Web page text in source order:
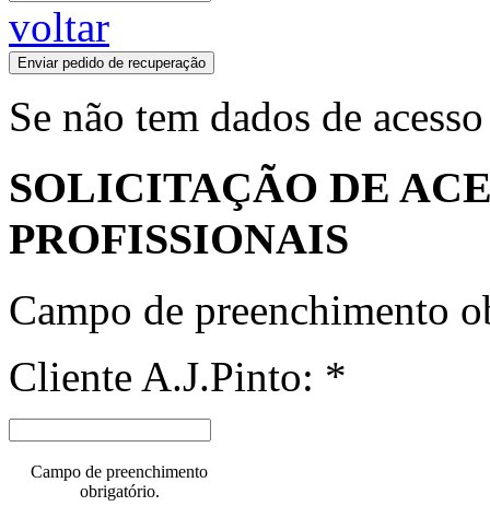
voltar
Enviar pedido de recuperação
Se não tem dados de
SOLICITAÇÃO DE
PROFISSIONAIS
Campo de preenchimento
Cliente A.J.Pinto: *
Campo de preenchimento
obrigatório.